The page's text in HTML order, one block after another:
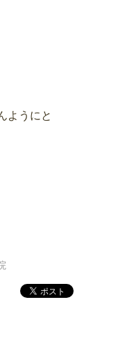
ようにと